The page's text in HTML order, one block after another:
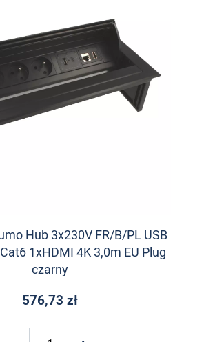
Hub 3x230V FR/B/PL USB
1xHDMI 4K 3,0m EU Plug
czarny
576,73 zł